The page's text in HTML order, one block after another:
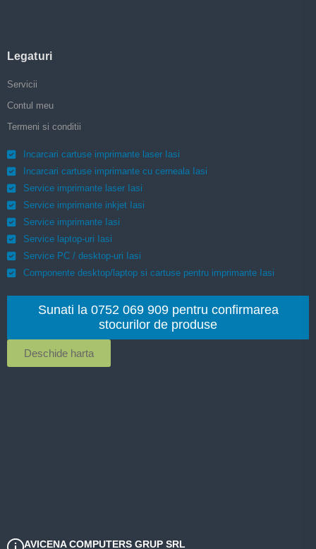
AVICENA COMPUTERS GRUP SRL
Legaturi
Servicii
Contul meu
Termeni si conditii
Incarcari cartuse imprimante laser Iasi
Incarcari cartuse imprimante cu cerneala Iasi
Service imprimante laser Iasi
Service imprimante inkjet Iasi
Service imprimante Iasi
Service laptop-uri Iasi
Service PC / desktop-uri Iasi
Componente desktop/laptop si cartuse pentru imprimante Iasi
Sunati la 0752 069 909 pentru confirmarea
stocurilor de produse
Deschide harta